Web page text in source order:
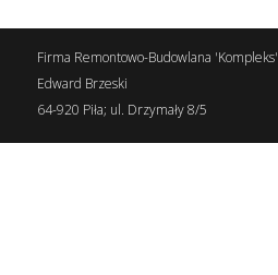
Firma Remontowo-Budowlana 'Kompleks'
Edward Brzeski
64-920 Piła; ul. Drzymały 8/5